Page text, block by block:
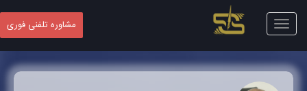
Toggle
navigation
مشاوره تلفنی فوری